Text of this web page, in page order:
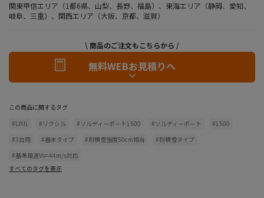
関東甲信エリア（1都6県、山梨、長野、福島）、東海エリア（静岡、愛知、
岐阜、三重）、関西エリア（大阪、京都、滋賀）
\ 商品のご注文もこちらから /
無料WEBお見積りへ
この商品に関するタグ
#LIXIL
#リクシル #ソルディーポート1500 #ソルディーポート
#1500
#3台用
#基本タイプ #耐積雪強度50cm相当
#耐積雪タイプ
#基準風速Vo=44m/s対応
すべてのタグを表示